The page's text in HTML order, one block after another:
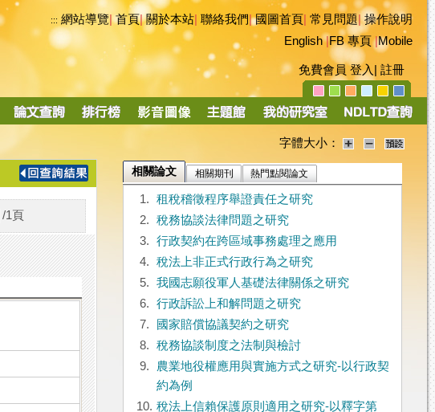
::: 網站導覽|首頁|關於本站 聯絡我們|國圖首頁 常見問題|操作說明
English|FB 專頁|Mobile
免費會員 登入 註冊
導
字體大小：
/1 頁
相關論文 相關期刊 熱門點閱論文
1.
租稅稽徵程序舉證責任之研究
2.
稅務協談法律問題之研究
3.
行政契約在跨區域事務處理之應用
4.
稅法上非正式行政行為之研究
5.
我國志願役軍人基礎法律關係之研究
6.
行政訴訟上和解問題之研究
7.
國家賠償協議契約之研究
8.
稅務協談制度之法制與檢討
9.
農業地役權應用與實施方式之研究-以行政契
約為例
10. 稅法上信賴保護原則適用之研究-以釋字第